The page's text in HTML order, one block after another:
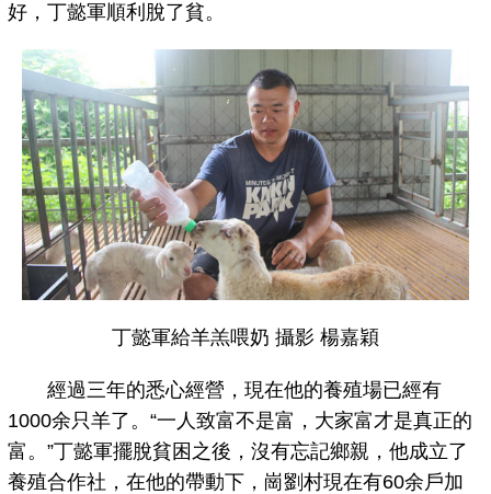
好，丁懿軍順利脫了貧。
丁懿軍給羊羔喂奶 攝影 楊嘉穎
經過三年的悉心經營，現在他的養殖場已經有
1000余只羊了。“一人致富不是富，大家富才是真正的
富。”丁懿軍擺脫貧困之後，沒有忘記鄉親，他成立了
養殖合作社，在他的帶動下，崗劉村現在有60余戶加